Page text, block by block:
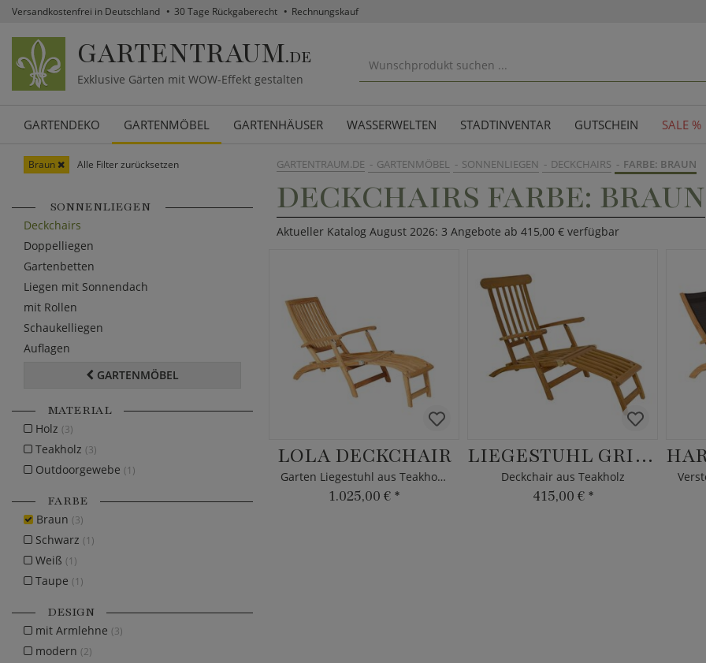
Versandkostenfrei in Deutschland 30 Tage Rückgaberecht Rechnungskauf
GARTENTRAUM.DE
Exklusive Gärten mit WOW-Effekt gestalten
GARTENDEKO GARTENMÖBEL GARTENHÄUSER WASSERWELTEN STADTINVENTAR GUTSCHEIN SALE %
GARTENTRAUM.DE GARTENMÖBEL SONNENLIEGEN DECKCHAIRS FARBE: BRAUN
DECKCHAIRS FARBE: BRAUN
Aktueller Katalog August 2026: 3 Angebote ab 415,00 € verfügbar
LOLA DECKCHAIR
Garten Liegestuhl aus Teakholz - modern
1.025,00 € *
LIEGESTUHL GRIGO
Deckchair aus Teakholz
415,00 € *
Braun Alle Filter zurücksetzen
SONNENLIEGEN
Deckchairs
Doppelliegen
Gartenbetten
Liegen mit Sonnendach
mit Rollen
Schaukelliegen
Auflagen
GARTENMÖBEL
MATERIAL
Holz (3)
Teakholz (3)
Outdoorgewebe (1)
FARBE
Braun (3)
Schwarz (1)
Weiß (1)
Taupe (1)
DESIGN
mit Armlehne (3)
modern (2)